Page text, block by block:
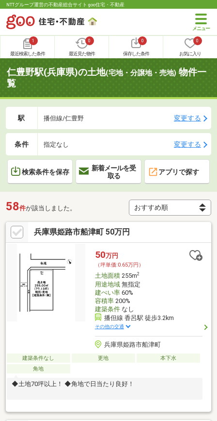
NTTグループ運営の不動産総合サイト goo住宅・不動産
1
最近検索した条件
0
最近見た物件
0
保存した条件
0
お気に入り
仁豊野駅(兵庫県)の土地(宅地・分譲地・売地) 物件一
覧
駅 播但線/仁豊野 変更する
条件 指定なし 変更する
検索条件を保存
新着メールを受
取る
アプリで探す
58件が該当しました。
兵庫県姫路市船津町 50万円
50万円
（坪単価:0.65万円）
土地面積255m2
用途地域無指定
建ぺい率60%
容積率200%
建築条件なし
播但線 香呂駅 徒歩3.2km
その他の交通
兵庫県姫路市船津町
建築条件なし 更地
本下水
角地
◆土地70坪以上！ ◆角地で日当たり良好！